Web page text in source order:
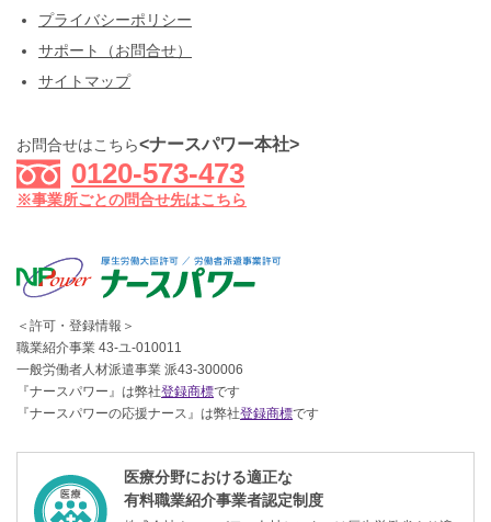
プライバシーポリシー
サポート（お問合せ）
サイトマップ
お問合せはこちら<ナースパワー本社>
0120-573-473
※事業所ごとの問合せ先はこちら
＜許可・登録情報＞
職業紹介事業 43-ユ-010011
一般労働者人材派遣事業 派43-300006
『ナースパワー』は弊社登録商標です
『ナースパワーの応援ナース』は弊社登録商標です
医療分野における適正な
有料職業紹介事業者認定制度